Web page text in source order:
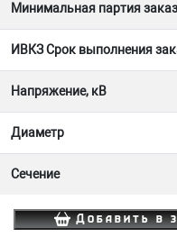
Минимальная партия
ИВКЗ Срок выполнения
Напряжение, кВ
Диаметр
Сечение
Добавить в